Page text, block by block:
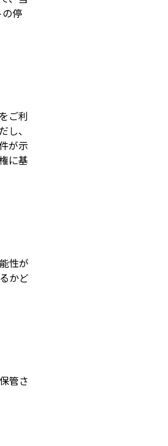
停
ご利
、
が示
に基
性が
かど
管さ